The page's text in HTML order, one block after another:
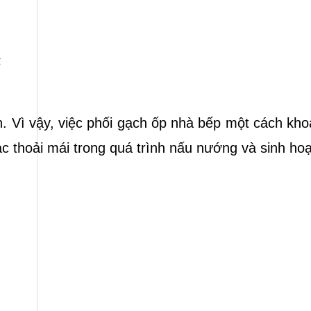
Vì vậy, việc phối gạch ốp nhà bếp một cách
thoải mái trong quá trình nấu nướng và sinh